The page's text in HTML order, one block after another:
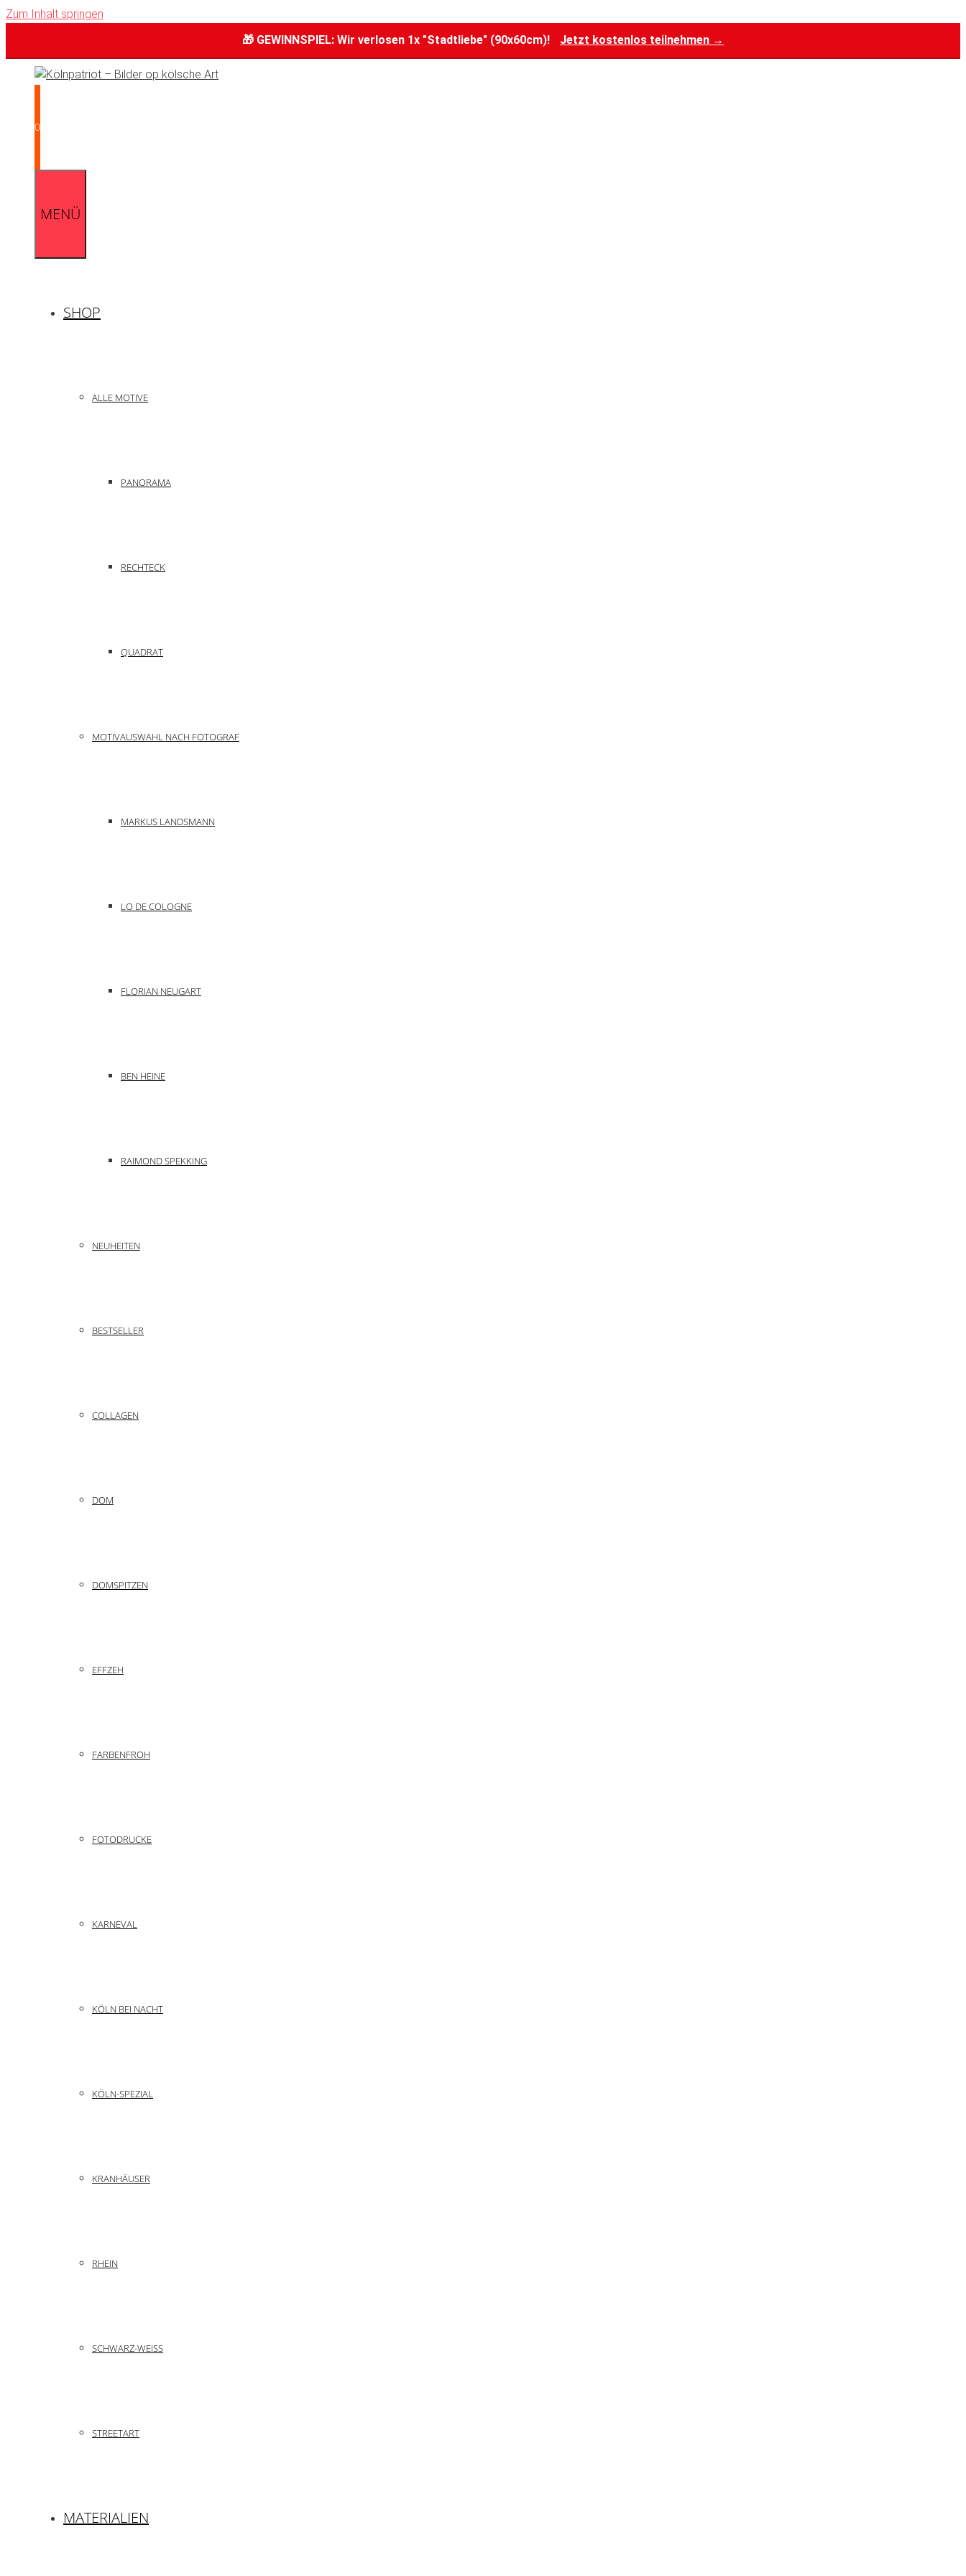
Zum Inhalt springen
🎁 GEWINNSPIEL: Wir verlosen 1x "Stadtliebe" (90x60cm)!
Jetzt kostenlos teilnehmen →
0
MENÜ
SHOP
ALLE MOTIVE
PANORAMA
RECHTECK
QUADRAT
MOTIVAUSWAHL NACH FOTOGRAF
MARKUS LANDSMANN
LO DE COLOGNE
FLORIAN NEUGART
BEN HEINE
RAIMOND SPEKKING
NEUHEITEN
BESTSELLER
COLLAGEN
DOM
DOMSPITZEN
EFFZEH
FARBENFROH
FOTODRUCKE
KARNEVAL
KÖLN BEI NACHT
KÖLN-SPEZIAL
KRANHÄUSER
RHEIN
SCHWARZ-WEISS
STREETART
MATERIALIEN